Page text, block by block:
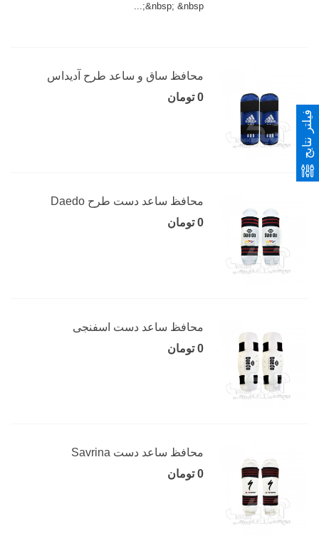
&nbsp; &nbsp;...
محافظ ساق و ساعد طرح آدیداس
0 تومان
محافظ ساعد دست طرح Daedo
0 تومان
محافظ ساعد دست اسفنجی
0 تومان
محافظ ساعد دست Savrina
0 تومان
فیلتر نتایج